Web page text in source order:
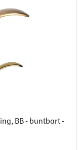
BB - buntbart -